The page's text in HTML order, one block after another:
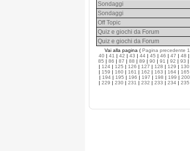
Sondaggi
Sondaggi
Off Topic
Quiz e giochi da Forum
Quiz e giochi da Forum
Vai alla pagina ( Pagina precedente 1
40 | 41 | 42 | 43 | 44 | 45 | 46 | 47 | 48 |
85 | 86 | 87 | 88 | 89 | 90 | 91 | 92 | 93 |
| 124 | 125 | 126 | 127 | 128 | 129 | 130
| 159 | 160 | 161 | 162 | 163 | 164 | 165
| 194 | 195 | 196 | 197 | 198 | 199 | 200
| 229 | 230 | 231 | 232 | 233 | 234 | 235